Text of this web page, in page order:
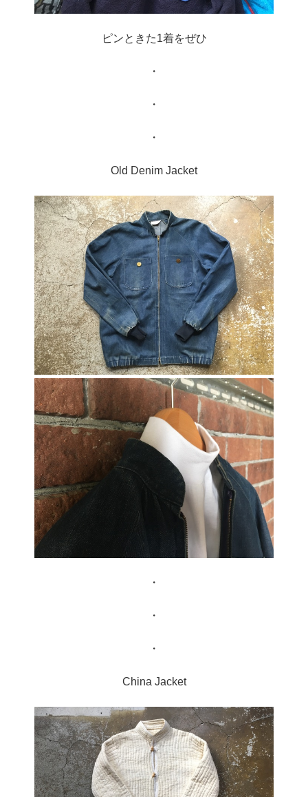
ピンときた1着をぜひ
・
・
・
Old Denim Jacket
・
・
・
China Jacket